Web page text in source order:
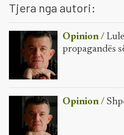
Tjera nga autori:
Opinion /
propagandës
Opinion /